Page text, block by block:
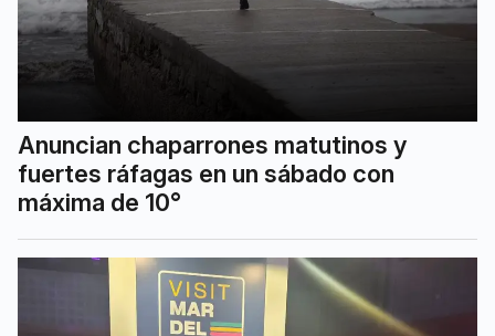
Anuncian chaparrones matutinos y
fuertes ráfagas en un sábado con
máxima de 10°